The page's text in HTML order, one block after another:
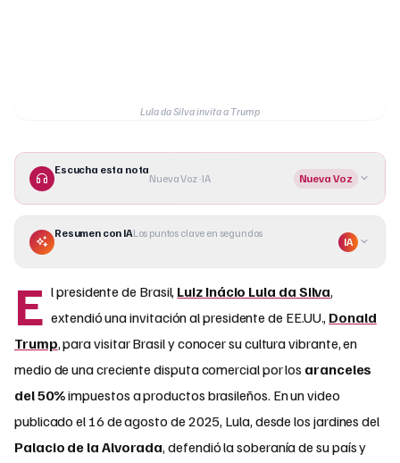
Lula da Silva invita a Trump
Escucha esta nota
Nueva Voz · IA Nueva Voz
Resumen con IALos puntos clave en segundos
IA
E l presidente de Brasil, Luiz Inácio Lula da Silva,
extendió una invitación al presidente de EE.UU., Donald
Trump, para visitar Brasil y conocer su cultura vibrante, en
medio de una creciente disputa comercial por los aranceles
del 50%impuestos a productos brasileños. En un video
publicado el 16 de agosto de 2025, Lula, desde los jardines del
Palacio de la Alvorada, defendió la soberanía de su país y